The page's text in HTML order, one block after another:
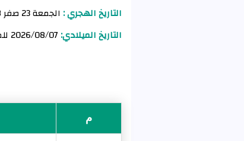
التاريخ الهجري : الجمعة 23 صفر 1448 للهجرة
التاريخ الميلادي:
م